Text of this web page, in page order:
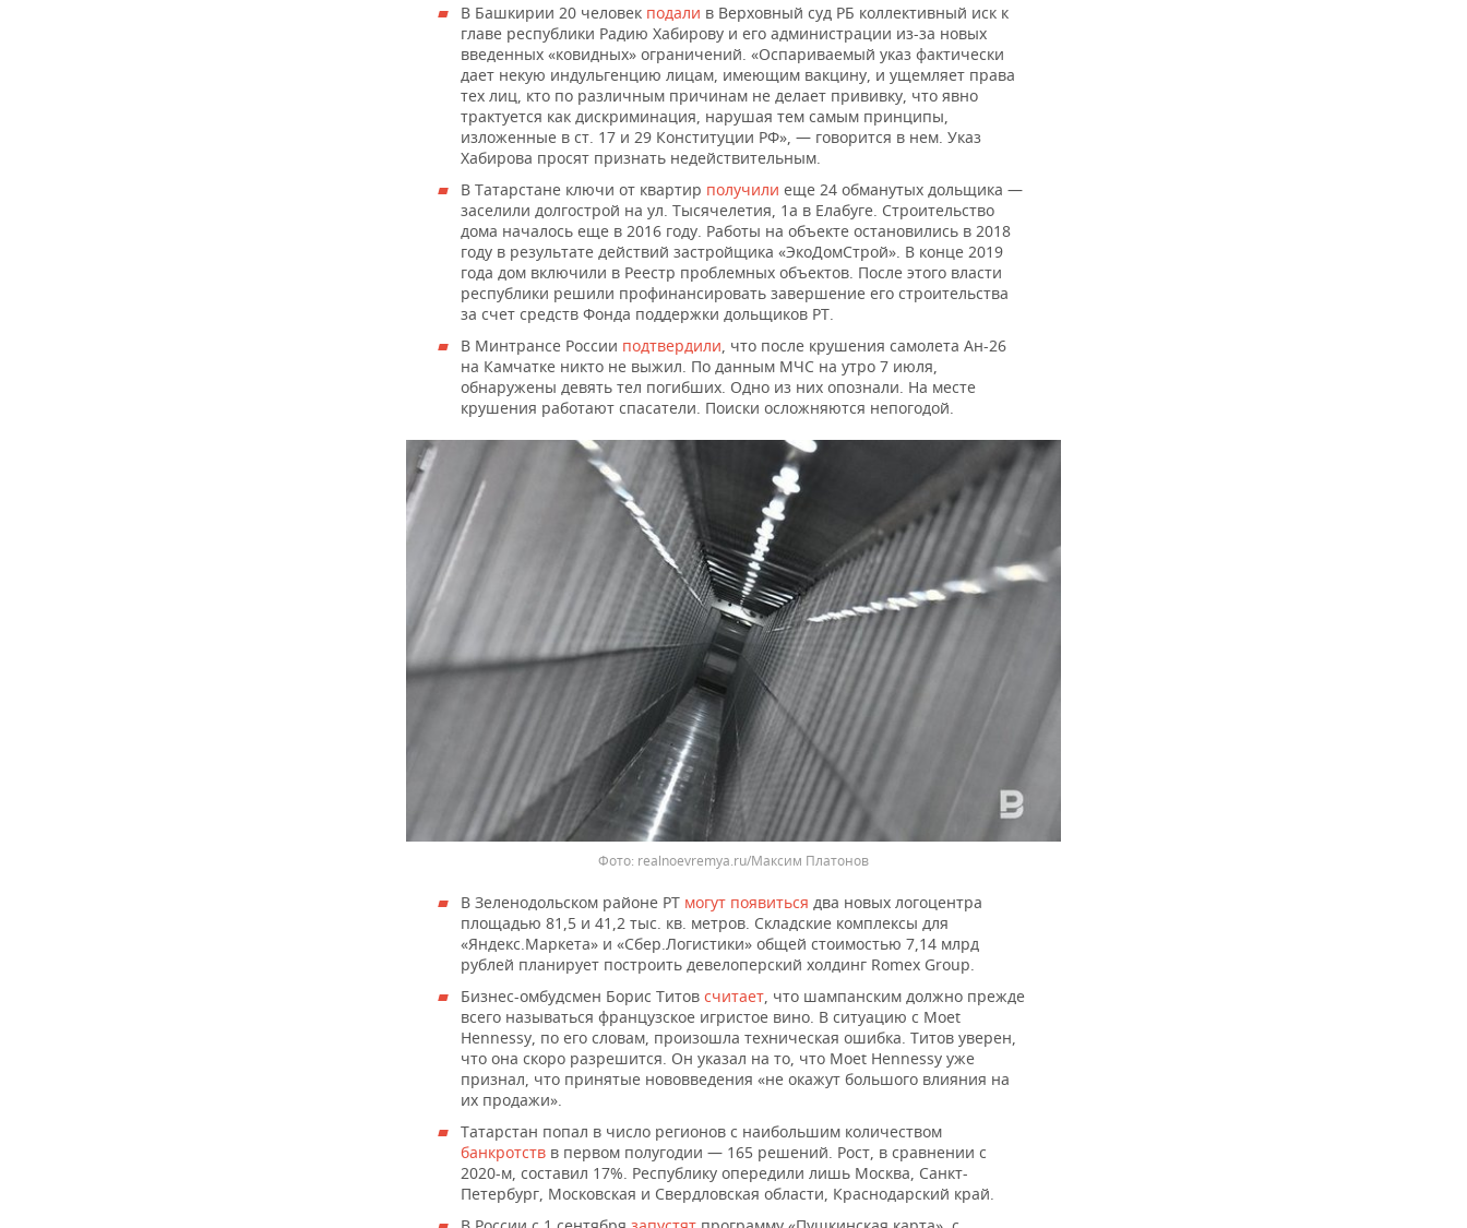
В Башкирии 20 человек подали в Верховный суд РБ коллективный иск к
главе республики Радию Хабирову и его администрации из-за новых
введенных «ковидных» ограничений. «Оспариваемый указ фактически
дает некую индульгенцию лицам, имеющим вакцину, и ущемляет права
тех лиц, кто по различным причинам не делает прививку, что явно
трактуется как дискриминация, нарушая тем самым принципы,
изложенные в ст. 17 и 29 Конституции РФ», — говорится в нем. Указ
Хабирова просят признать недействительным.
В Татарстане ключи от квартир получили еще 24 обманутых дольщика —
заселили долгострой на ул. Тысячелетия, 1а в Елабуге. Строительство
дома началось еще в 2016 году. Работы на объекте остановились в 2018
году в результате действий застройщика «ЭкоДомСтрой». В конце 2019
года дом включили в Реестр проблемных объектов. После этого власти
республики решили профинансировать завершение его строительства
за счет средств Фонда поддержки дольщиков РТ.
В Минтрансе России подтвердили , что после крушения самолета Ан-26
на Камчатке никто не выжил. По данным МЧС на утро 7 июля,
обнаружены девять тел погибших. Одно из них опознали. На месте
крушения работают спасатели. Поиски осложняются непогодой.
realnoevremya.ru/Максим Платонов
В Зеленодольском районе РТ могут появиться два новых логоцентра
площадью 81,5 и 41,2 тыс. кв. метров. Складские комплексы для
«Яндекс.Маркета» и «Сбер.Логистики» общей стоимостью 7,14 млрд
рублей планирует построить девелоперский холдинг Romex Group.
Бизнес-омбудсмен Борис Титов считает, что шампанским должно прежде
всего называться французское игристое вино. В ситуацию с Moet
Hennessy, по его словам, произошла техническая ошибка. Титов уверен,
что она скоро разрешится. Он указал на то, что Moet Hennessy уже
признал, что принятые нововведения «не окажут большого влияния на
их продажи».
Татарстан попал в число регионов с наибольшим количеством
банкротств в первом полугодии — 165 решений. Рост, в сравнении с
2020-м, составил 17%. Республику опередили лишь Москва, Санкт-
Петербург, Московская и Свердловская области, Краснодарский край.